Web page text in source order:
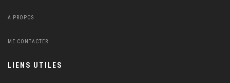
A PROPOS
ME CONTACTER
LIENS UTILES